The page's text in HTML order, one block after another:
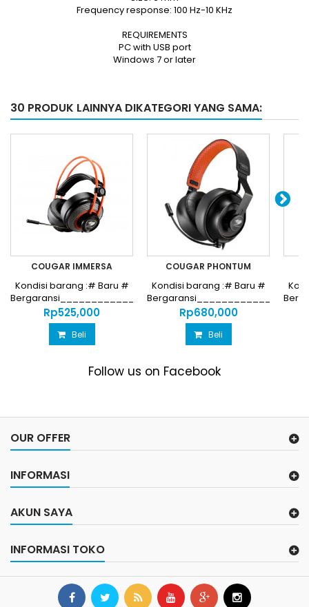
Frequency response: 100 Hz-10 KHz
REQUIREMENTS
PC with USB port
Windows 7 or later
30 PRODUK LAINNYA DIKATEGORI YANG SAMA:
COUGAR IMMERSA
Kondisi barang :# Baru #
Bergaransi________________________________...
Rp‎525,000
Beli
COUGAR PHONTUM
Kondisi barang :# Baru #
Rp‎680,000
Beli
Follow us on Facebook
OUR OFFER
INFORMASI
AKUN SAYA
INFORMASI TOKO